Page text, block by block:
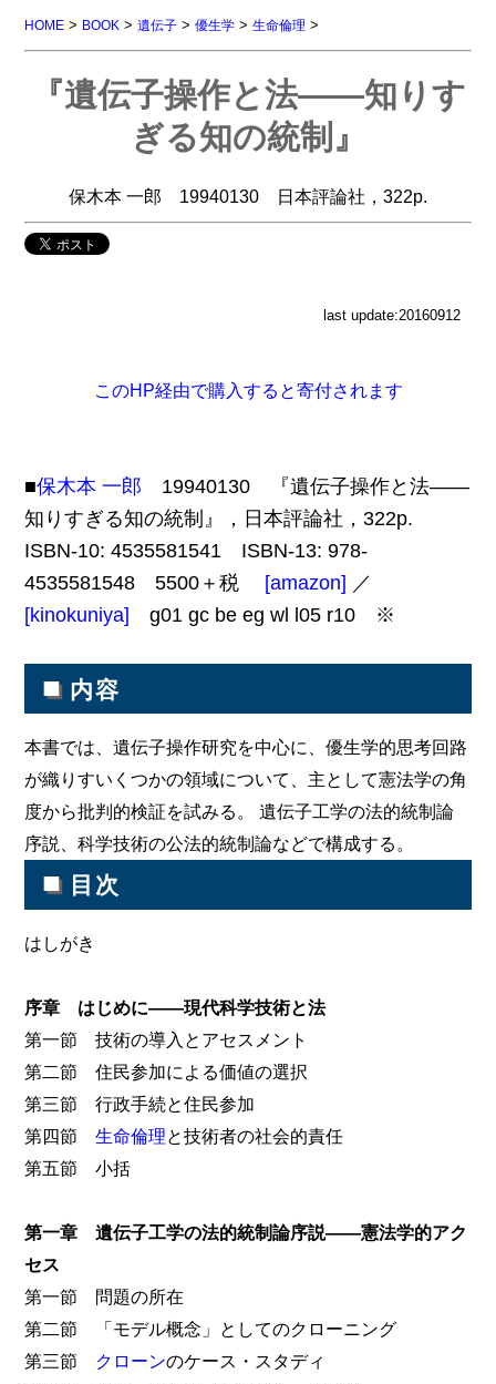
HOME > BOOK >遺伝子 >優生学 >生命倫理 >
『遺伝子操作と法――知りす
ぎる知の統制』
保木本 一郎 19940130 日本評論社，322p.
last update:20160912
このHP経由で購入すると寄付されます
■保木本 一郎 19940130 『遺伝子操作と法――
知りすぎる知の統制』，日本評論社，322p.
ISBN-10: 4535581541 ISBN-13: 978-
4535581548 5500＋税 [amazon] ／
[kinokuniya]
g01 gc be eg wl l05 r10 ※
■ 内容
本書では、遺伝子操作研究を中心に、優生学的思考回路
が織りすいくつかの領域について、主として憲法学の角
度から批判的検証を試みる。 遺伝子工学の法的統制論
序説、科学技術の公法的統制論などで構成する。
■ 目次
はしがき
序章 はじめに――現代科学技術と法
第一節 技術の導入とアセスメント
第二節 住民参加による価値の選択
第三節 行政手続と住民参加
第四節生命倫理と技術者の社会的責任
第五節 小括
第一章 遺伝子工学の法的統制論序説――憲法学的アク
セス
第一節 問題の所在
第二節 「モデル概念」としてのクローニング
第三節 クローンのケース・スタディ